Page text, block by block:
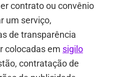
contrato ou convênio
um serviço,
de transparência
colocadas em sigilo
contratação de